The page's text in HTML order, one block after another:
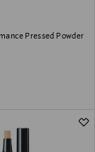
Pressed Powder